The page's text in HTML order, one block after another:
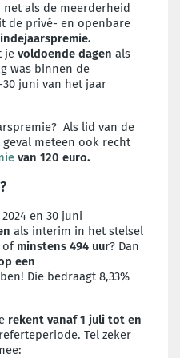
als de meerderheid
de privé- en openbare
je voldoende dagen als
was binnen de
30 juni van het jaar
Als lid van de
meteen ook recht
van 120 euro.
en 30 juni
als interim in het stelsel
of minstens 494 uur? Dan
een
Die bedraagt 8,33%
rekent vanaf 1 juli tot en
Tel zeker